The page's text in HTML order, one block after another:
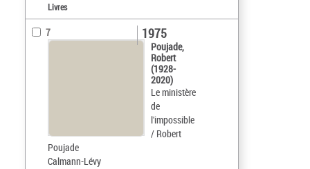
Livres
7
Poujade,
Robert
(1928-
2020)
Le ministère
de
l'impossible
/ Robert
Poujade
Calmann-Lévy
1975